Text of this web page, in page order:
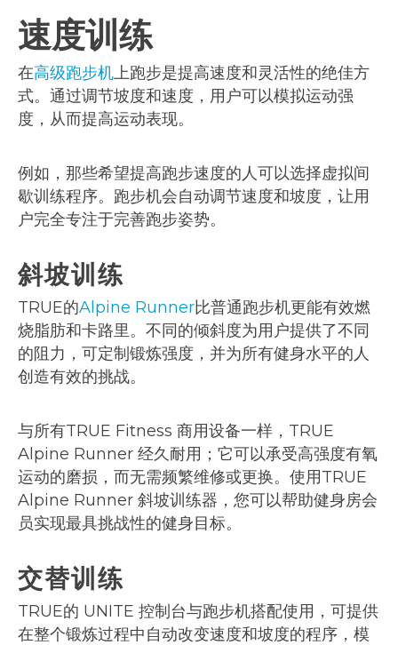
速度训练
在高级跑步机上跑步是提高速度和灵活性的绝佳方
式。通过调节坡度和速度，用户可以模拟运动强
度，从而提高运动表现。
例如，那些希望提高跑步速度的人可以选择虚拟间
歇训练程序。跑步机会自动调节速度和坡度，让用
户完全专注于完善跑步姿势。
斜坡训练
TRUE的Alpine Runner比普通跑步机更能有效燃
烧脂肪和卡路里。不同的倾斜度为用户提供了不同
的阻力，可定制锻炼强度，并为所有健身水平的人
创造有效的挑战。
与所有TRUE Fitness 商用设备一样，TRUE
Alpine Runner 经久耐用；它可以承受高强度有氧
运动的磨损，而无需频繁维修或更换。使用TRUE
Alpine Runner 斜坡训练器，您可以帮助健身房会
员实现最具挑战性的健身目标。
交替训练
TRUE的 UNITE 控制台与跑步机搭配使用，可提供
在整个锻炼过程中自动改变速度和坡度的程序，模